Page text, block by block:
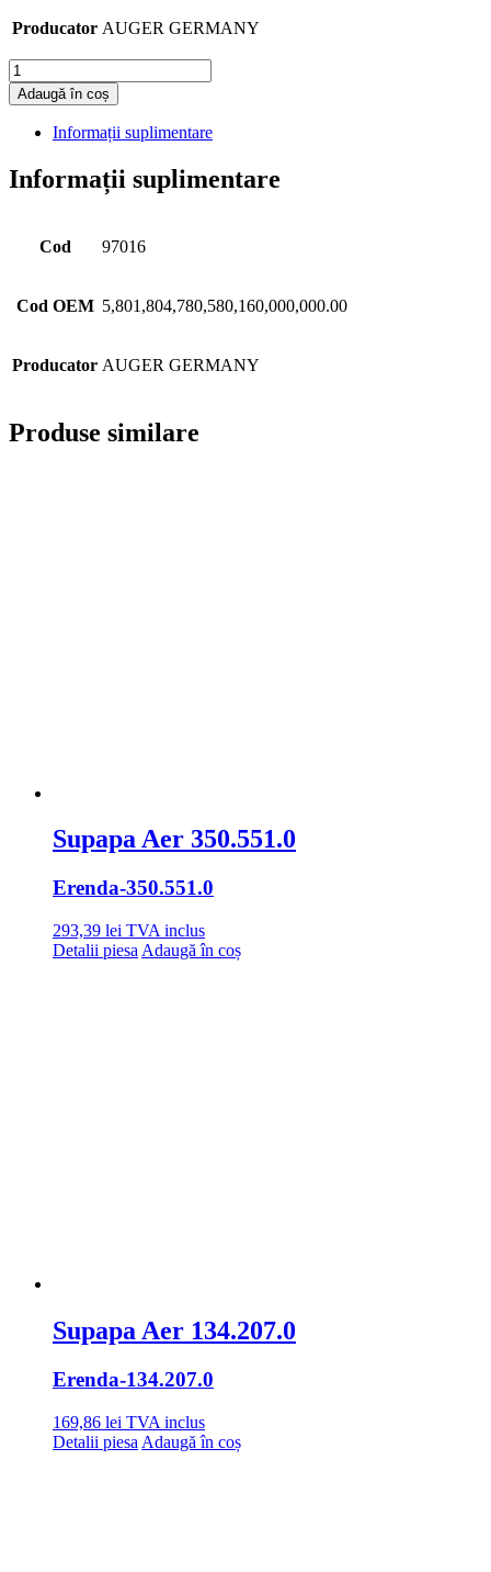
Producator AUGER GERMANY
Cantitate
Adaugă în coș
Informații suplimentare
Informații suplimentare
Cod 97016
Cod OEM 5,801,804,780,580,160,000,000.00
Producator AUGER GERMANY
Produse similare
Supapa Aer 350.551.0
Erenda-350.551.0
293,39 lei TVA inclus
Detalii piesa Adaugă în coș
Supapa Aer 134.207.0
Erenda-134.207.0
169,86 lei TVA inclus
Detalii piesa Adaugă în coș